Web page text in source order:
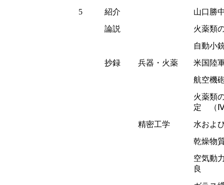
5
紹介
山口勝
論説
火薬類
自動小
抄録
兵器・火薬
米国陸
航空機
火薬類
定 （
精密工学
水およ
乾燥物
空気動
良